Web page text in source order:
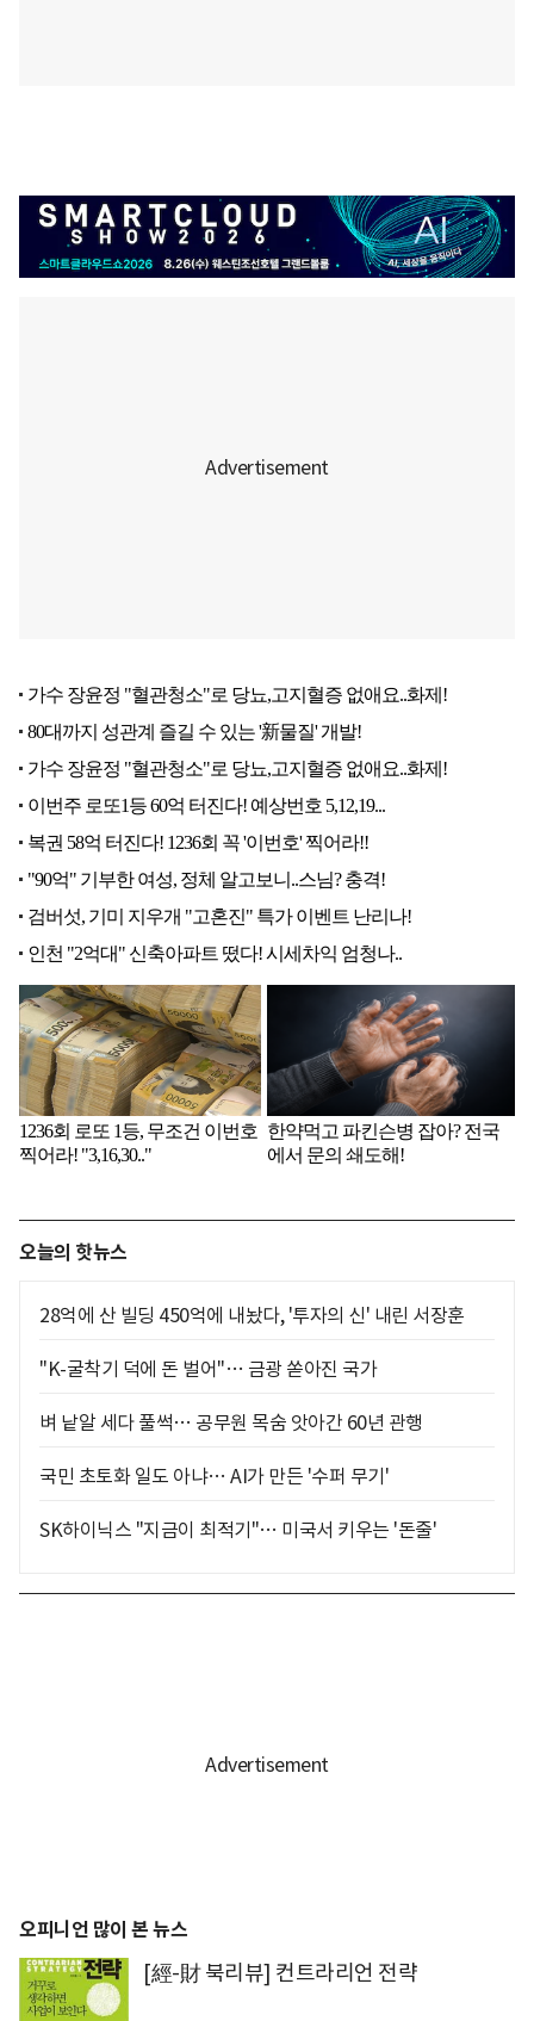
오늘의 핫뉴스
28억에 산 빌딩 450억에 내놨다, '투자의 신' 내린 서장훈
"K-굴착기 덕에 돈 벌어"… 금광 쏟아진 국가
벼 낱알 세다 풀썩… 공무원 목숨 앗아간 60년 관행
국민 초토화 일도 아냐… AI가 만든 '수퍼 무기'
SK하이닉스 "지금이 최적기"… 미국서 키우는 '돈줄'
오피니언 많이 본 뉴스
[經-財 북리뷰] 컨트라리언 전략